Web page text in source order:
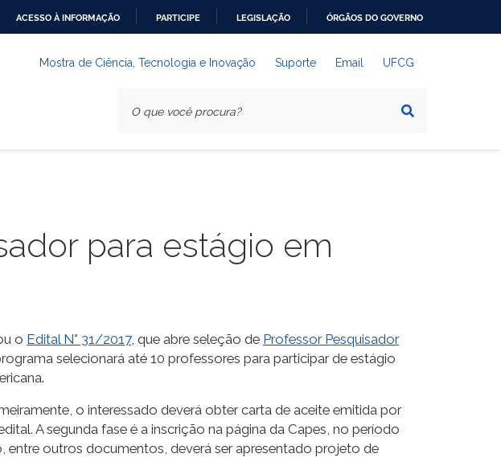
ACESSO À INFORMAÇÃO PARTICIPE LEGISLAÇÃO ÓRGÃOS DO GOVERNO
Mostra de Ciência, Tecnologia e Inovação Suporte Email UFCG
para estágio em
o Edital N° 31/2017, que abre seleção de Professor Pesquisador
selecionará até 10 professores para participar de estágio
o interessado deverá obter carta de aceite emitida por
A segunda fase é a inscrição na página da Capes, no período
entre outros documentos, deverá ser apresentado projeto de